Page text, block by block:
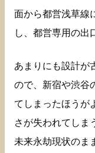
面から都営浅草線
し、都営専用の出
あまりにも設計が
ので、新宿や渋谷
てしまったほうが
さが失われてしま
未来永劫現状のま